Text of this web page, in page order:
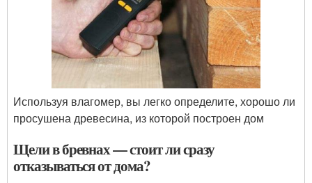
Используя влагомер, вы легко определите, хорошо ли
просушена древесина, из которой построен дом
Щели в бревнах — стоит ли сразу
отказываться от дома?